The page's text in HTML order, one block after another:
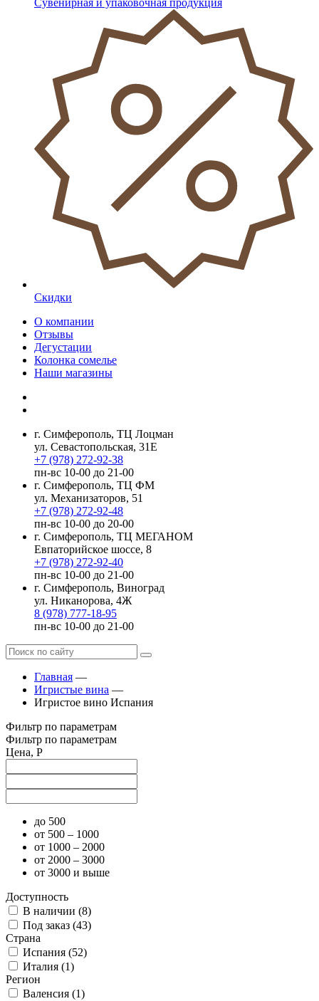
Сувенирная и упаковочная продукция
Скидки
О компании
Отзывы
Дегустации
Колонка сомелье
Наши магазины
г. Симферополь, ТЦ Лоцман
ул. Севастопольская, 31Е
+7 (978) 272-92-38
пн-вс 10-00 до 21-00
г. Симферополь, ТЦ ФМ
ул. Механизаторов, 51
+7 (978) 272-92-48
пн-вс 10-00 до 20-00
г. Симферополь, ТЦ МЕГАНОМ
Евпаторийское шоссе, 8
+7 (978) 272-92-40
пн-вс 10-00 до 21-00
г. Симферополь, Виноград
ул. Никанорова, 4Ж
8 (978) 777-18-95
пн-вс 10-00 до 21-00
Главная —
Игристые вина —
Игристое вино Испания
Фильтр по параметрам
Фильтр по параметрам
Цена, Р
до 500
от 500 – 1000
от 1000 – 2000
от 2000 – 3000
от 3000 и выше
Доступность
В наличии (8)
Под заказ (43)
Страна
Испания (52)
Италия (1)
Регион
Валенсия (1)